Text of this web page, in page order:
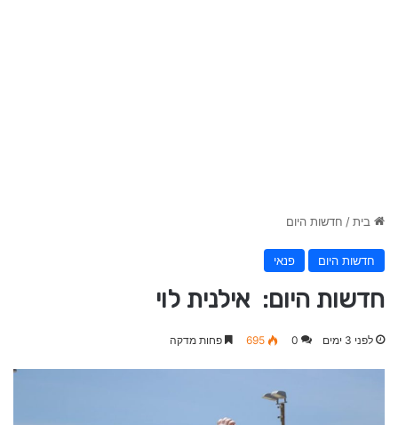
בית/ חדשות היום
חדשות היום פנאי
חדשות היום: אילנית לוי
לפני 3 ימים 0
695 פחות מדקה